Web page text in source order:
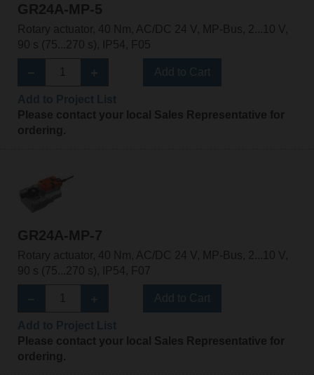
GR24A-MP-5
Rotary actuator, 40 Nm, AC/DC 24 V, MP-Bus, 2...10 V,
90 s (75...270 s), IP54, F05
Please contact your local Sales Representative for
ordering.
GR24A-MP-7
Rotary actuator, 40 Nm, AC/DC 24 V, MP-Bus, 2...10 V,
90 s (75...270 s), IP54, F07
Please contact your local Sales Representative for
ordering.